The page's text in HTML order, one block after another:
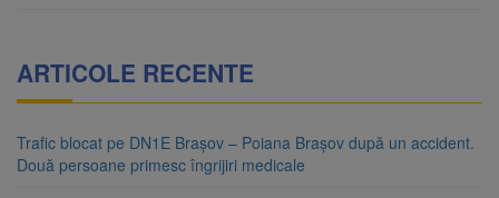
ARTICOLE RECENTE
Trafic blocat pe DN1E Brașov – Poiana Brașov după un accident.
Două persoane primesc îngrijiri medicale